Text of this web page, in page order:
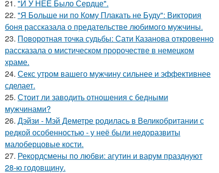
21. "И У НЕЁ Было Сердце".
22. "Я Больше ни по Кому Плакать не Буду": Виктория
боня рассказала о предательстве любимого мужчины.
23. Поворотная точка судьбы: Сати Казанова откровенно
рассказала о мистическом пророчестве в немецком
храме.
24. Секс утром вашего мужчину сильнее и эффективнее
сделает.
25. Стоит ли заводить отношения с бедными
мужчинами?
26. Дэйзи - Мэй Деметре родилась в Великобритании с
редкой особенностью - у неё были недоразвиты
малоберцовые кости.
27. Рекордсмены по любви: агутин и варум празднуют
28-ю годовщину.